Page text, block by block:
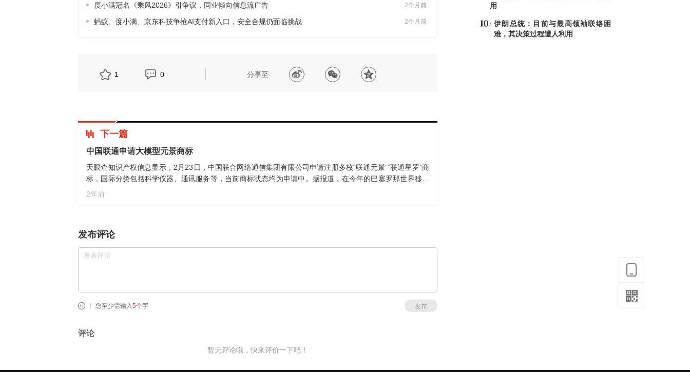
度小满冠名《乘风2026》引争议，同业倾向信息流广告 2个月前
蚂蚁、度小满、京东科技争抢AI支付新入口，安全合规仍面临挑战 2个月前
1 0 分享至
下一篇
中国联通申请大模型元景商标
天眼查知识产权信息显示，2月23日，中国联合网络通信集团有限公司申请注册多枚“联通元景”“联通星罗”商
标，国际分类包括科学仪器、通讯服务等，当前商标状态均为申请中。据报道，在今年的巴塞罗那世界移动
通信大会上，中国联通发布了“联通元景”大模型体系及面向联通云的“星罗”先进算力调度平台等一系列人工智
2年前
发布评论
您至少需输入 5个字 发布
评论
暂无评论哦，快来评价一下吧！
用
伊朗总统：目前与最高领袖联络困
难，其决策过程遭人利用